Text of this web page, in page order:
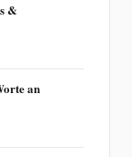
&
an